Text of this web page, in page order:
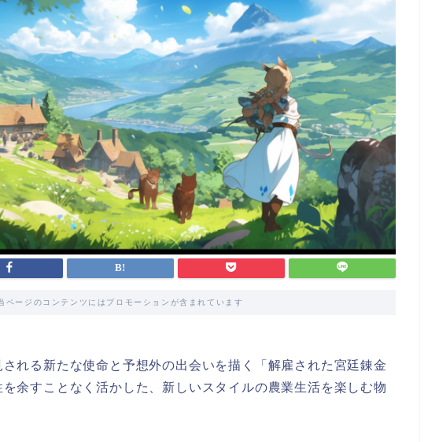
ページのコンテンツにはプロモーションが含まれています
れる新たな使命と予想外の出会いを描く「解雇された宮廷錬金
余すことなく活かした、新しいスタイルの農業生活を楽しむ物